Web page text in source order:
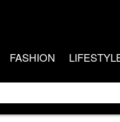
FASHION